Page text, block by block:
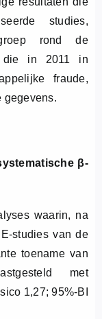
studies,
rond de
die in 2011 in
fraude,
gegevens.
β-
waarin, na
studies van de
toename van
met
1,27; 95%-BI